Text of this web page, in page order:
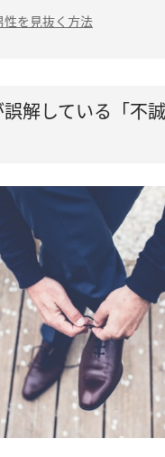
性を見抜く方法
解している「不